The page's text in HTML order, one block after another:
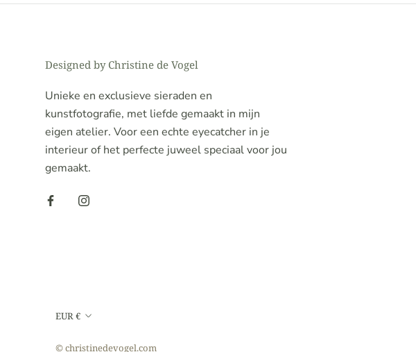
Designed by Christine de Vogel
Unieke en exclusieve sieraden en
kunstfotografie, met liefde gemaakt in mijn
eigen atelier. Voor een echte eyecatcher in je
interieur of het perfecte juweel speciaal voor jou
gemaakt.
Valuta
EUR €
© christinedevogel.com